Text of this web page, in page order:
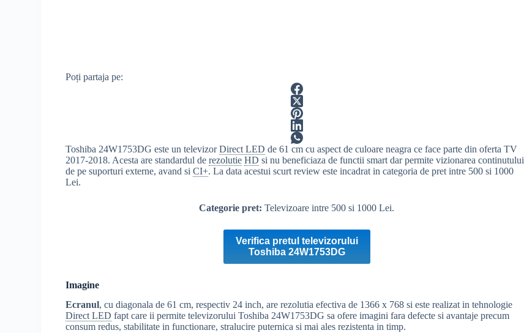
Poți partaja pe:
Toshiba 24W1753DG este un televizorDirect LED de 61 cm cu aspect de culoare neagra ce face parte din oferta TV
2017-2018. Acesta are standardul derezolutie HD si nu beneficiaza de functii smart dar permite vizionarea continutului
de pe suporturi externe, avand siCI+. La data acestui scurt review este incadrat in categoria de pret intre 500 si 1000
Lei.
Categorie pret:Televizoare intre 500 si 1000 Lei.
Verifica pretul televizorului
Toshiba 24W1753DG
Imagine
Ecranul, cu diagonala de 61 cm, respectiv 24 inch, are rezolutia efectiva de 1366 x 768 si este realizat in tehnologie
Direct LED fapt care ii permite televizorului Toshiba 24W1753DG sa ofere imagini fara defecte si avantaje precum
consum redus, stabilitate in functionare, stralucire puternica si mai ales rezistenta in timp.